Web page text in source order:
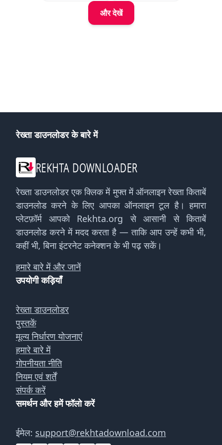
Aftab
Iqbal
और देखें
रेख्ता डाउनलोडर के बारे में
REKHTA DOWNLOADER
रेख्ता डाउनलोडर एक क्लिक में मुफ्त में ऑनलाइन रेख्ता किताबें
डाउनलोड करने के लिए आपका ऑनलाइन टूल है। हमारा
प्लेटफ़ॉर्म आपको Rekhta.org से आसानी से किताबें
डाउनलोड करने में मदद करता है — ताकि आप उन्हें कभी भी,
कहीं भी, बिना इंटरनेट कनेक्शन के भी पढ़ सकें।
हमारे बारे में और जानें
उपयोगी कड़ियाँ
रेख्ता डाउनलोडर
पुस्तकें
मूल्य निर्धारण योजनाएं
हमारे बारे में
गोपनीयता नीति
नियम एवं शर्तें
संपर्क करें
समर्थन और हमें फॉलो करें
ईमेल: support@rekhtadownload.com